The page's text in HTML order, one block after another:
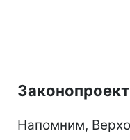
Напомним,